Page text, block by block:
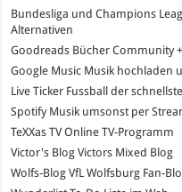
Bundesliga und Champions
Alternativen
Goodreads Bücher Community
Google Music Musik hochladen
Live Ticker Fussball
der
SpotifyMusik umsonst per
TeXXas TVOnline TV-Programm
Victor's Blog Victors Mixed Blog
Wolfs-Blog VfL Wolfsburg Fan-